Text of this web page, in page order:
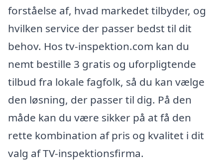
forståelse af, hvad markedet tilbyder, og
hvilken service der passer bedst til dit
behov. Hos tv-inspektion.com kan du
nemt bestille 3 gratis og uforpligtende
tilbud fra lokale fagfolk, så du kan vælge
den løsning, der passer til dig. På den
måde kan du være sikker på at få den
rette kombination af pris og kvalitet i dit
valg af TV-inspektionsfirma.